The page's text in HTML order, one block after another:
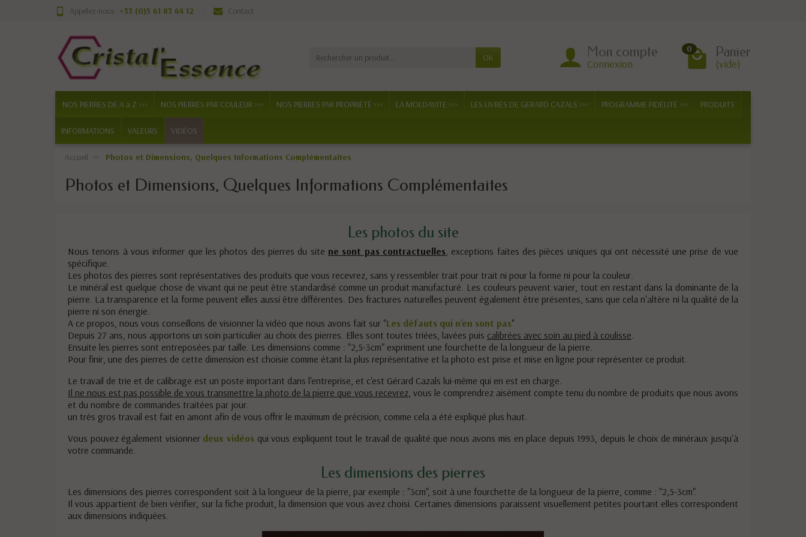
Appelez-nous : +33 (0)5 61 83 64 12 Contact
OK Mon compte
Connexion
0 Panier
(vide)
NOS PIERRES DE A à Z >>> NOS PIERRES PAR COULEUR >>> NOS PIERRES PAR PROPRIÉTÉ >>> LA MOLDAVITE >>> LES LIVRES DE GERARD CAZALS >>> PROGRAMME FIDÉLITÉ >>> PRODUITS
INFORMATIONS VALEURS VIDÉOS
Accueil Photos et Dimensions, Quelques Informations Complémentaites
Photos et Dimensions, Quelques Informations Complémentaites
Les photos du site
Nous tenons à vous informer que les photos des pierres du site ne sont pas contractuelles, exceptions faites des pièces uniques qui ont nécessité une prise de vue
spécifique.
Les photos des pierres sont représentatives des produits que vous recevrez, sans y ressembler trait pour trait ni pour la forme ni pour la couleur.
Le minéral est quelque chose de vivant qui ne peut être standardisé comme un produit manufacturé. Les couleurs peuvent varier, tout en restant dans la dominante de la
pierre. La transparence et la forme peuvent elles aussi être différentes. Des fractures naturelles peuvent également être présentes, sans que cela n'altère ni la qualité de la
pierre ni son énergie.
A ce propos, nous vous conseillons de visionner la vidéo que nous avons fait sur "Les défauts qui n'en sont pas"
Depuis 27 ans, nous apportons un soin particulier au choix des pierres. Elles sont toutes triées, lavées puis calibrées avec soin au pied à coulisse.
Ensuite les pierres sont entreposées par taille. Les dimensions comme : "2,5-3cm" expriment une fourchette de la longueur de la pierre.
Pour finir, une des pierres de cette dimension est choisie comme étant la plus représentative et la photo est prise et mise en ligne pour représenter ce produit.
Le travail de trie et de calibrage est un poste important dans l'entreprise, et c'est Gérard Cazals lui-même qui en est en charge.
Il ne nous est pas possible de vous transmettre la photo de la pierre que vous recevrez, vous le comprendrez aisément compte tenu du nombre de produits que nous avons
et du nombre de commandes traitées par jour.
un très gros travail est fait en amont afin de vous offrir le maximum de précision, comme cela a été expliqué plus haut.
Vous pouvez également visionner deux vidéos qui vous expliquent tout le travail de qualité que nous avons mis en place depuis 1993, depuis le choix de minéraux jusqu'à
votre commande.
Les dimensions des pierres
Les dimensions des pierres correspondent soit à la longueur de la pierre, par exemple : "3cm", soit à une fourchette de la longueur de la pierre, comme : "2,5-3cm".
Il vous appartient de bien vérifier, sur la fiche produit, la dimension que vous avez choisi. Certaines dimensions paraissent visuellement petites pourtant elles correspondent
aux dimensions indiquées.